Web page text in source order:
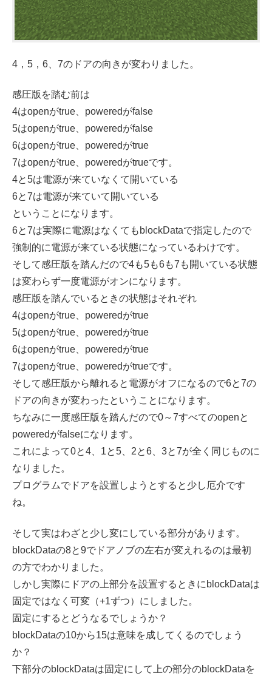
4，5，6、7のドアの向きが変わりました。
感圧版を踏む前は
4はopenがtrue、poweredがfalse
5はopenがtrue、poweredがfalse
6はopenがtrue、poweredがtrue
7はopenがtrue、poweredがtrueです。
4と5は電源が来ていなくて開いている
6と7は電源が来ていて開いている
ということになります。
6と7は実際に電源はなくてもblockDataで指定したので
強制的に電源が来ている状態になっているわけです。
そして感圧版を踏んだので4も5も6も7も開いている状態
は変わらず一度電源がオンになります。
感圧版を踏んでいるときの状態はそれぞれ
4はopenがtrue、poweredがtrue
5はopenがtrue、poweredがtrue
6はopenがtrue、poweredがtrue
7はopenがtrue、poweredがtrueです。
そして感圧版から離れると電源がオフになるので6と7の
ドアの向きが変わったということになります。
ちなみに一度感圧版を踏んだので0～7すべてのopenと
poweredがfalseになります。
これによって0と4、1と5、2と6、3と7が全く同じものに
なりました。
プログラムでドアを設置しようとすると少し厄介です
ね。
そして実はわざと少し変にしている部分があります。
blockDataの8と9でドアノブの左右が変えれるのは最初
の方でわかりました。
しかし実際にドアの上部分を設置するときにblockDataは
固定ではなく可変（+1ずつ）にしました。
固定にするとどうなるでしょうか？
blockDataの10から15は意味を成してくるのでしょう
か？
下部分のblockDataは固定にして上の部分のblockDataを